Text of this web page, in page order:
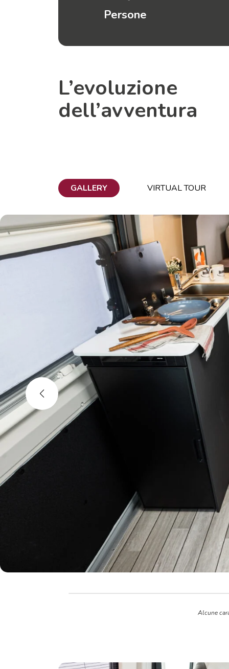
Persone
L’evoluzione
dell’avventura
GALLERY VIRTUAL TOUR
Alcune